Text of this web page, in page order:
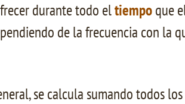
durante todo eltiempoque
de la frecuencia con la
se calcula sumando todos